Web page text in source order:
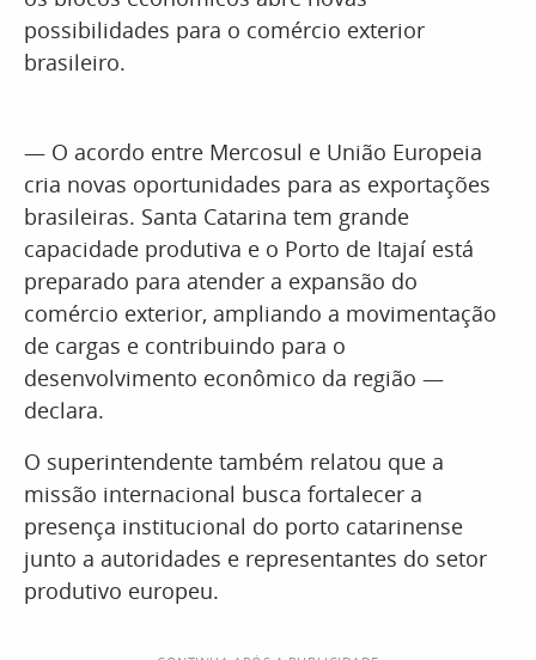
possibilidades para o comércio exterior
brasileiro.
— O acordo entre Mercosul e União Europeia
cria novas oportunidades para as exportações
brasileiras. Santa Catarina tem grande
capacidade produtiva e o Porto de Itajaí está
preparado para atender a expansão do
comércio exterior, ampliando a movimentação
de cargas e contribuindo para o
desenvolvimento econômico da região —
declara.
O superintendente também relatou que a
missão internacional busca fortalecer a
presença institucional do porto catarinense
junto a autoridades e representantes do setor
produtivo europeu.